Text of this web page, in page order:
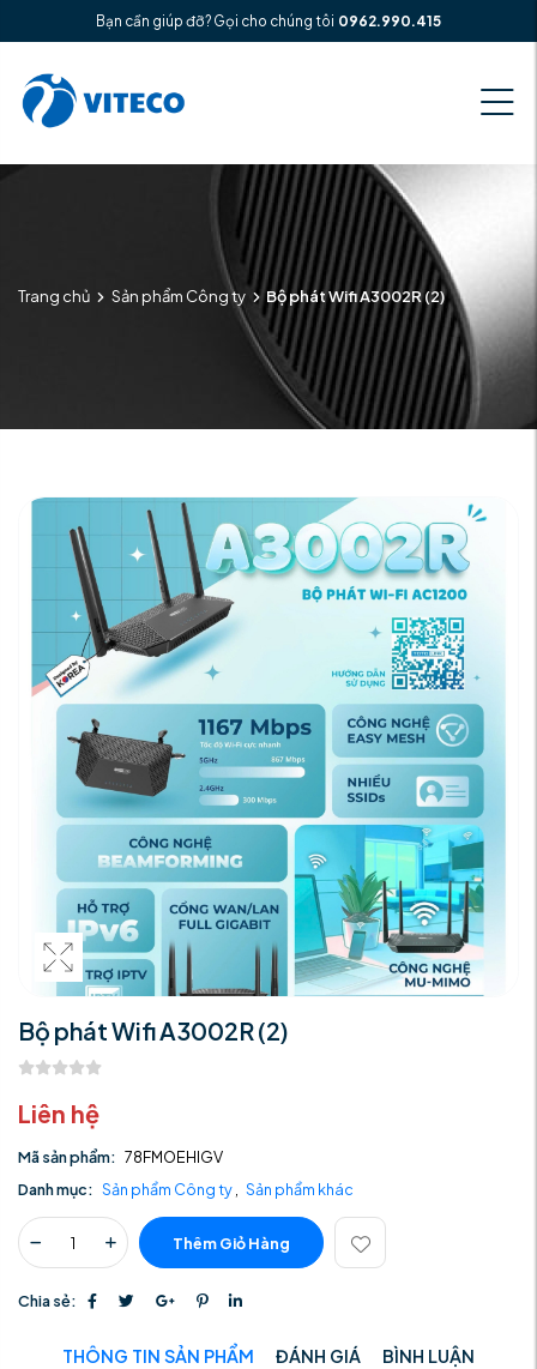
Bạn cần giúp đỡ? Gọi cho chúng tôi 0962.990.415
Trang chủ Sản phẩm Công ty Bộ phát Wifi A3002R (2)
Bộ phát Wifi A3002R (2)
Liên hệ
Mã sản phẩm: 78FMOEHIGV
Danh mục: Sản phẩm Công ty, Sản phẩm khác
Thêm Giỏ Hàng
Chia sẻ:
THÔNG TIN SẢN PHẨM ĐÁNH GIÁ BÌNH LUẬN